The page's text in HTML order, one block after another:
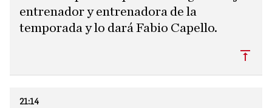
entrenador y entrenadora de la
temporada y lo dará Fabio Capello.
21:14